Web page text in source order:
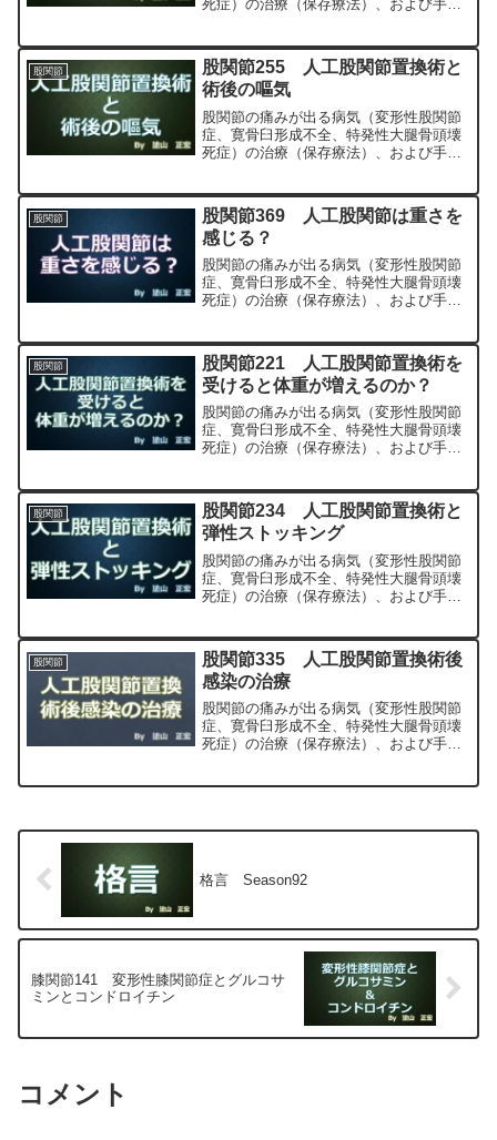
死症）の治療（保存療法）、および手術
科専門医（人工関節手術を専門）の塗山
正宏が色々と説明します。
股関節
股関節255 人工股関節置換術と
術後の嘔気
股関節の痛みが出る病気（変形性股関節
症、寛骨臼形成不全、特発性大腿骨頭壊
死症）の治療（保存療法）、および手術
科専門医（人工関節手術を専門）の塗山
正宏が色々と説明します。
股関節
股関節369 人工股関節は重さを
感じる？
股関節の痛みが出る病気（変形性股関節
症、寛骨臼形成不全、特発性大腿骨頭壊
死症）の治療（保存療法）、および手術
科専門医（人工関節手術を専門）の塗山
正宏が色々と説明します。
股関節
股関節221 人工股関節置換術を
受けると体重が増えるのか？
股関節の痛みが出る病気（変形性股関節
症、寛骨臼形成不全、特発性大腿骨頭壊
死症）の治療（保存療法）、および手術
科専門医（人工関節手術を専門）の塗山
正宏が色々と説明します。
股関節
股関節234 人工股関節置換術と
弾性ストッキング
股関節の痛みが出る病気（変形性股関節
症、寛骨臼形成不全、特発性大腿骨頭壊
死症）の治療（保存療法）、および手術
科専門医（人工関節手術を専門）の塗山
正宏が色々と説明します。
股関節
股関節335 人工股関節置換術後
感染の治療
股関節の痛みが出る病気（変形性股関節
症、寛骨臼形成不全、特発性大腿骨頭壊
死症）の治療（保存療法）、および手術
格言 Season92
膝関節141 変形性膝関節症とグルコサ
ミンとコンドロイチン
コメント